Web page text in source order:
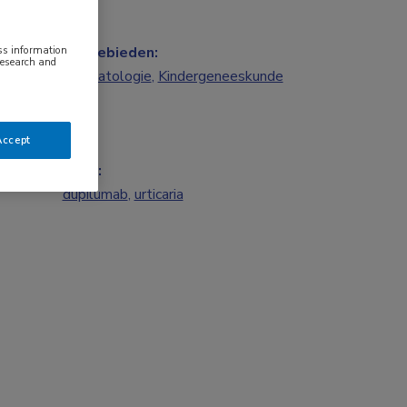
Vakgebieden:
Dermatologie, Kindergeneeskunde
Tags:
dupilumab, urticaria
information
and